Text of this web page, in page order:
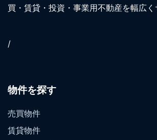
買・賃貸・投資・事業用不動産を幅広く
/
物件を探す
売買物件
賃貸物件